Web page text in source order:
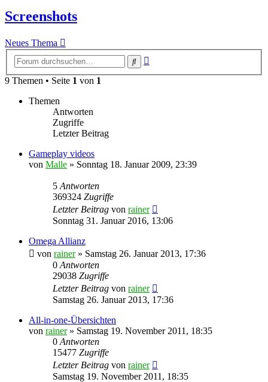
Screenshots
Neues Thema
Suche
9 Themen • Seite 1 von 1
Themen
Antworten
Zugriffe
Letzter Beitrag
Gameplay videos
von Malle » Sonntag 18. Januar 2009, 23:39
5 Antworten
369324 Zugriffe
Letzter Beitrag von rainer
Sonntag 31. Januar 2016, 13:06
Omega Allianz
von rainer» Samstag 26. Januar 2013, 17:36
0 Antworten
29038 Zugriffe
Letzter Beitrag von rainer
Samstag 26. Januar 2013, 17:36
All-in-one-Übersichten
von rainer» Samstag 19. November 2011, 18:35
0 Antworten
15477 Zugriffe
Letzter Beitrag von rainer
Samstag 19. November 2011, 18:35